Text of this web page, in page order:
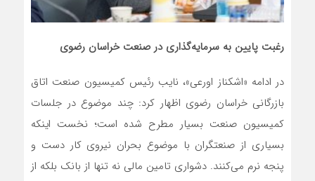
رغبت پایین به سرمایه‌گذاری در صنعت خراسان رضوی
در ادامه «اشکناز اورعی»، نایب رئیس کمیسیون صنعت اتاق
بازرگانی خراسان رضوی اظهار کرد: چند موضوع در جلسات
کمیسیون صنعت بسیار مطرح شده است؛ نخست اینکه
بسیاری از صنعتگران با موضوع بحران نیروی کار دست و
پنجه نرم می‌کنند. دشواری تامین مالی نه تنها از بانک بلکه از